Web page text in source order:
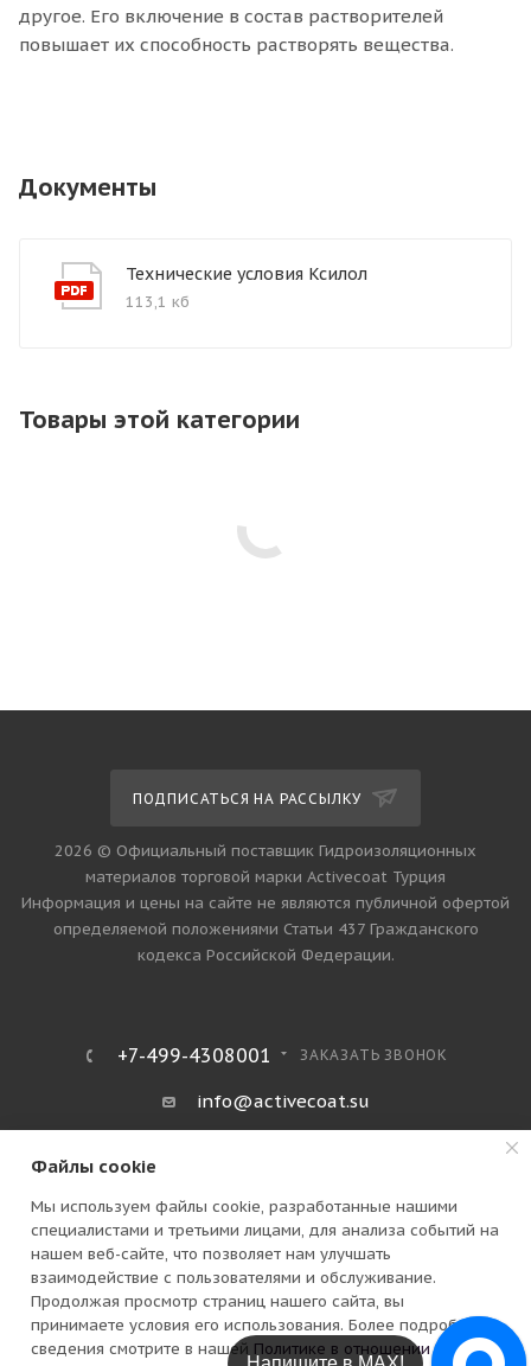
В КОРЗИНУ
другое. Его включение в состав растворителей
повышает их способность растворять вещества.
Документы
Технические условия Ксилол
113,1 кб
Товары этой категории
ПОДПИСАТЬСЯ НА РАССЫЛКУ
2026 © Официальный поставщик Гидроизоляционных
материалов торговой марки Activecoat Турция
Информация и цены на сайте не являются публичной офертой
определяемой положениями Статьи 437 Гражданского
кодекса Российской Федерации.
+7-499-4308001 ЗАКАЗАТЬ ЗВОНОК
info@activecoat.su
Файлы cookie
Мы используем файлы cookie, разработанные нашими
специалистами и третьими лицами, для анализа событий на
нашем веб-сайте, что позволяет нам улучшать
взаимодействие с пользователями и обслуживание.
Продолжая просмотр страниц нашего сайта, вы
принимаете условия его использования. Более подробные
сведения смотрите в нашей Политике в отношении файлов